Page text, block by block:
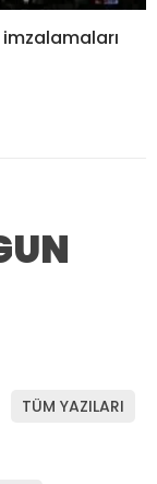
TÜM YAZILARI